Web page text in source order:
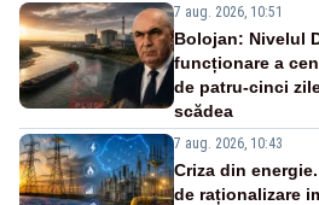
7 aug. 2026, 10:51
Bolojan: Nivelul
funcționare a
de patru-cinci
scădea
7 aug. 2026, 10:43
Criza din
de raționalizare